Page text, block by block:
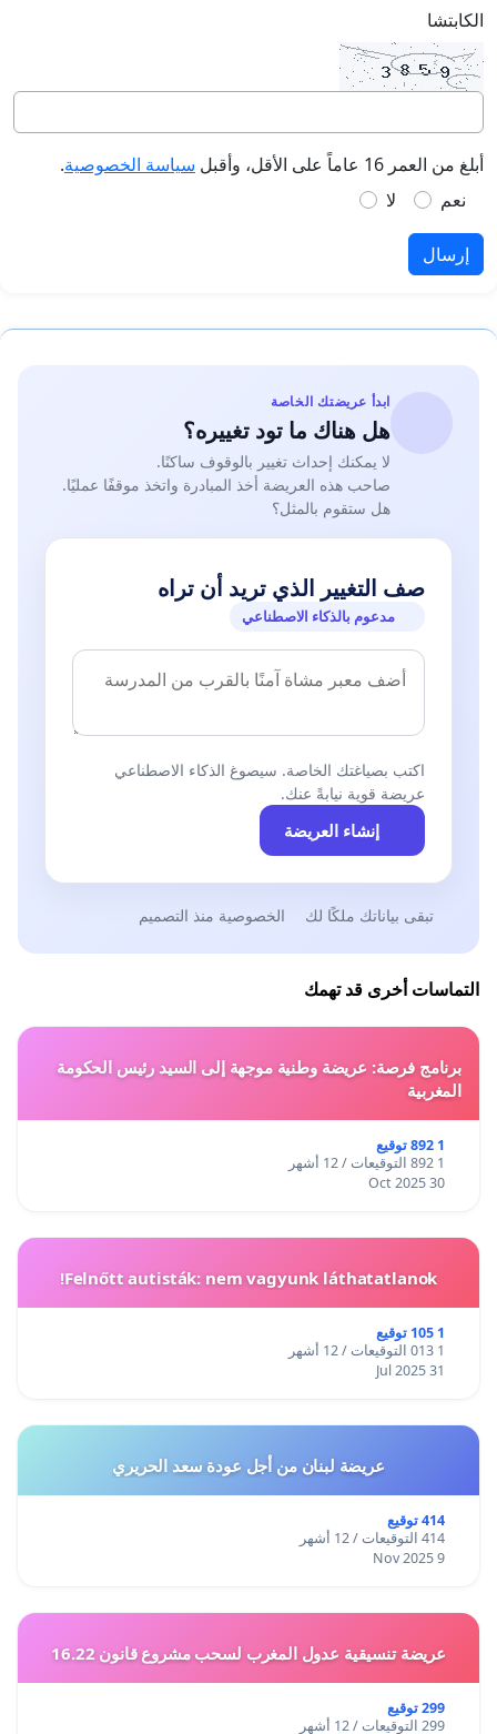
الكابتشا
أبلغ من العمر 16 عاماً على الأقل، وأقبل سياسة الخصوصية.
نعم
لا
إرسال
ابدأ عريضتك الخاصة
هل هناك ما تود تغييره؟
لا يمكنك إحداث تغيير بالوقوف ساكنًا.
صاحب هذه العريضة أخذ المبادرة واتخذ موقفًا عمليًا.
هل ستقوم بالمثل؟
صف التغيير الذي تريد أن تراه
مدعوم بالذكاء الاصطناعي
اكتب بصياغتك الخاصة. سيصوغ الذكاء الاصطناعي
عريضة قوية نيابةً عنك.
إنشاء العريضة
تبقى بياناتك ملكًا لك الخصوصية منذ التصميم
التماسات أخرى قد تهمك
برنامج فرصة: عريضة وطنية موجهة إلى السيد رئيس الحكومة
المغربية
1 892 توقيع
1 892 التوقيعات / 12 أشهر
30 Oct 2025
Felnőtt autisták: nem vagyunk láthatatlanok!
1 105 توقيع
1 013 التوقيعات / 12 أشهر
31 Jul 2025
عريضة لبنان من أجل عودة سعد الحريري
414 توقيع
414 التوقيعات / 12 أشهر
9 Nov 2025
عريضة تنسيقية عدول المغرب لسحب مشروع قانون 16.22
299 توقيع
299 التوقيعات / 12 أشهر